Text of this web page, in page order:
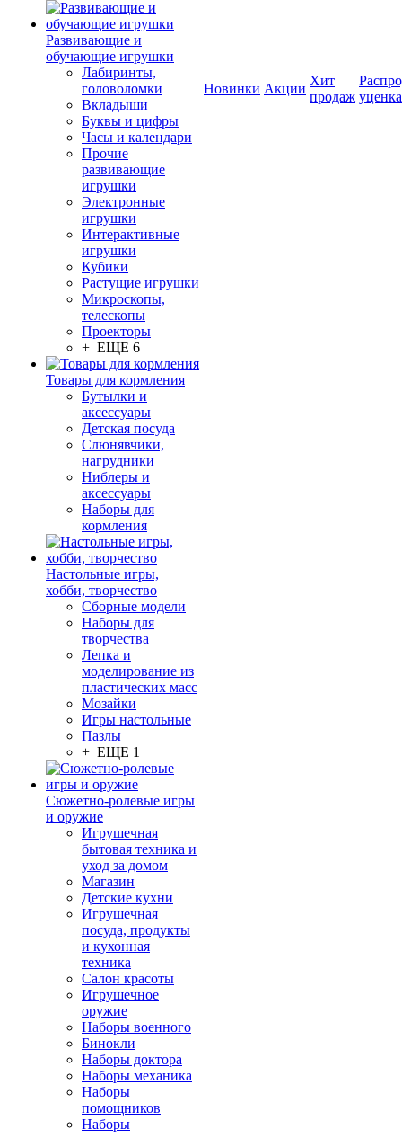
Развивающие и
обучающие игрушки
Лабиринты,
головоломки
Вкладыши
Буквы и цифры
Часы и календари
Прочие
развивающие
игрушки
Электронные
игрушки
Интерактивные
игрушки
Кубики
Растущие игрушки
Микроскопы,
телескопы
Проекторы
+ ЕЩЕ 6
Товары для кормления
Бутылки и
аксессуары
Детская посуда
Слюнявчики,
нагрудники
Ниблеры и
аксессуары
Наборы для
кормления
Настольные игры,
хобби, творчество
Сборные модели
Наборы для
творчества
Лепка и
моделирование из
пластических масс
Мозайки
Игры настольные
Пазлы
+ ЕЩЕ 1
Сюжетно-ролевые игры
и оружие
Игрушечная
бытовая техника и
уход за домом
Магазин
Детские кухни
Игрушечная
посуда, продукты
и кухонная
техника
Салон красоты
Игрушечное
оружие
Наборы военного
Бинокли
Наборы доктора
Наборы механика
Наборы
помощников
Наборы
Новинки Акции
Хит
продаж уценка